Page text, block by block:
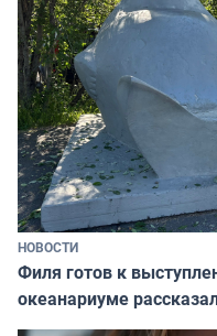
НОВОСТИ
Филя готов к
океанариуме